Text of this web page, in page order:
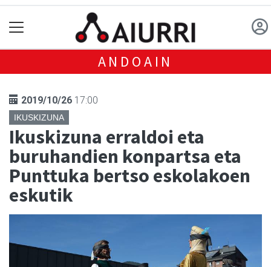
ANDOAIN
2019/10/26 17:00
IKUSKIZUNA
Ikuskizuna erraldoi eta
buruhandien konpartsa eta
Punttuka bertso eskolakoen
eskutik